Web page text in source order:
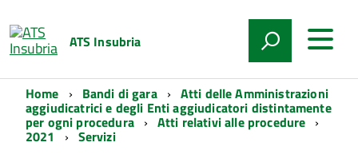
ATS Insubria
Home Bandi di gara Atti delle Amministrazioni
aggiudicatrici e degli Enti aggiudicatori distintamente
per ogni procedura Atti relativi alle procedure
2021 Servizi